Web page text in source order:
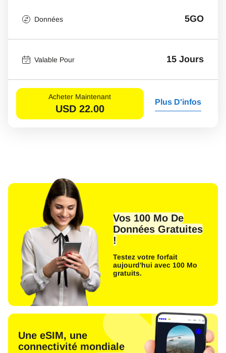
Données 5GO
Valable Pour 15 Jours
Acheter Maintenant
USD 22.00
Plus D'infos
Vos 100 Mo De
Données Gratuites
!
Testez votre forfait
aujourd'hui avec 100 Mo
gratuits.
Une eSIM, une
connectivité mondiale